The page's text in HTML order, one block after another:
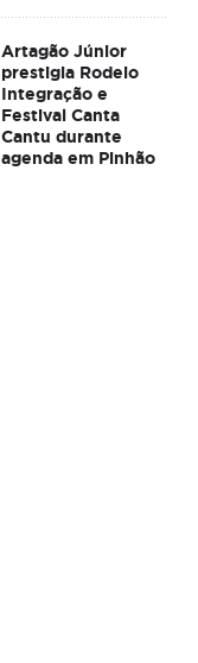
Artagão Júnior
prestigia Rodeio
Integração e
Festival Canta
Cantu durante
agenda em Pinhão